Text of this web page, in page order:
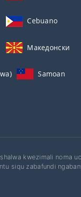
Cebuano
Македонски
Samoan
kwezimali noma
siqu zabafundi